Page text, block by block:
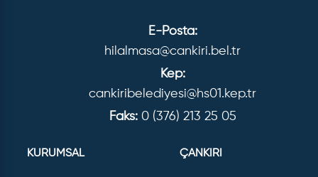
E-Posta:
hilalmasa@cankiri.bel.tr
Kep:
cankiribelediyesi@hs01.kep.tr
Faks: 0 (376) 213 25 05
KURUMSAL ÇANKIRI